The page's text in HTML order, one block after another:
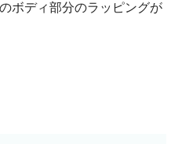
ボディ部分のラッピングが